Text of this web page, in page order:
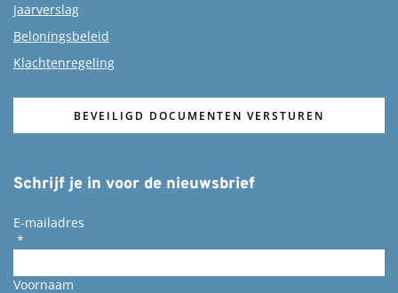
Jaarverslag
Beloningsbeleid
Klachtenregeling
BEVEILIGD DOCUMENTEN VERSTUREN
Schrijf je in voor de nieuwsbrief
E-mailadres
*
Voornaam